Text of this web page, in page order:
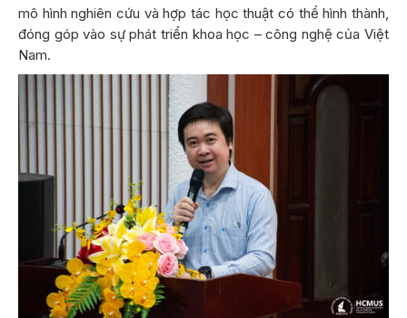
mô hình nghiên cứu và hợp tác học thuật có thể hình thành,
đóng góp vào sự phát triển khoa học – công nghệ của Việt
Nam.